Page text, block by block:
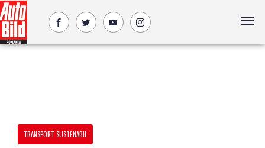
TRANSPORT SUSTENABIL